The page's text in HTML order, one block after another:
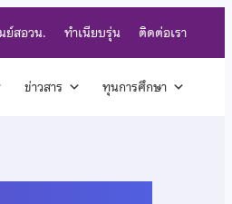
ย์สอวน. ทำเนียบรุ่น ติดต่อเรา
ข่าวสาร ทุนการศึกษา